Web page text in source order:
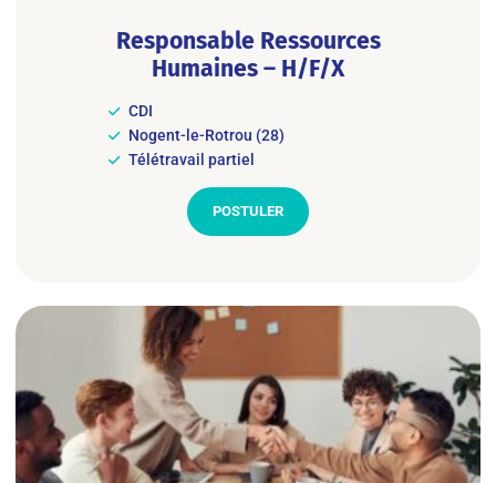
Responsable Ressources
Humaines – H/F/X
CDI
Nogent-le-Rotrou (28)
Télétravail partiel
POSTULER